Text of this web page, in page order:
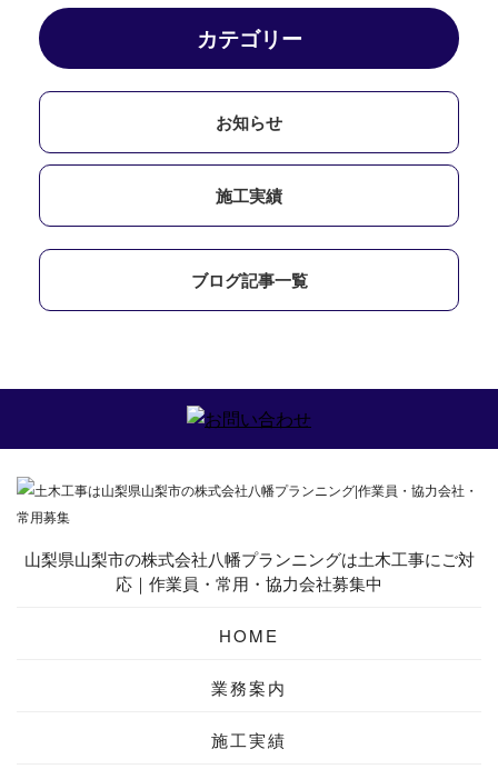
カテゴリー
お知らせ
施工実績
ブログ記事一覧
山梨県山梨市の株式会社八幡プランニングは土木工事にご対
応｜作業員・常用・協力会社募集中
HOME
業務案内
施工実績